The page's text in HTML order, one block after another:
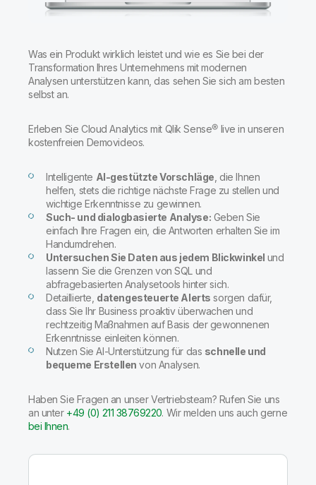
Onboarding
Presse
Qlik
Was ein Produkt wirklich leistet und wie es Sie bei der
Transformation Ihres Unternehmens mit modernen
Analysen unterstützen kann, das sehen Sie sich am besten
selbst an.
Erleben Sie Cloud Analytics mit Qlik Sense® live in unseren
kostenfreien Demovideos.
Intelligente AI-gestützte Vorschläge , die Ihnen
helfen, stets die richtige nächste Frage zu stellen und
wichtige Erkenntnisse zu gewinnen.
Such- und dialogbasierte Analyse: Geben Sie
einfach Ihre Fragen ein, die Antworten erhalten Sie im
Handumdrehen.
Untersuchen Sie Daten aus jedem Blickwinkel und
lassenn Sie die Grenzen von SQL und
abfragebasierten Analysetools hinter sich.
Detaillierte, datengesteuerte Alerts sorgen dafür,
dass Sie Ihr Business proaktiv überwachen und
rechtzeitig Maßnahmen auf Basis der gewonnenen
Erkenntnisse einleiten können.
Nutzen Sie AI-Unterstützung für das schnelle und
bequeme Erstellen von Analysen.
Haben Sie Fragen an unser Vertriebsteam? Rufen Sie uns
an unter +49 (0) 211 38769220. Wir melden uns auch gerne
bei Ihnen.